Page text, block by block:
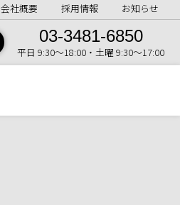
会社概要 採用情報 お知らせ
03-3481-6850
平日 9:30〜18:00・土曜 9:30〜17:00